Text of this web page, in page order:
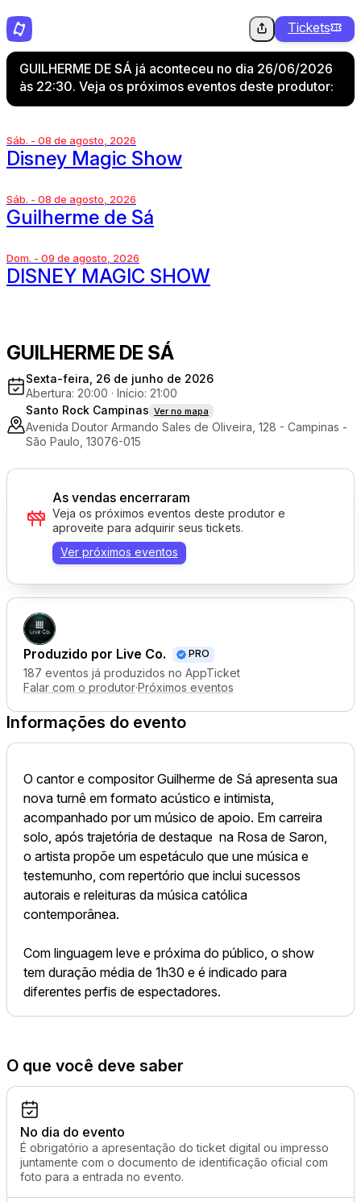
Tickets
GUILHERME DE SÁ já aconteceu no dia 26/06/2026
às 22:30. Veja os próximos eventos deste produtor:
Sáb. - 08 de agosto, 2026
Disney Magic Show
Sáb. - 08 de agosto, 2026
Guilherme de Sá
Dom. - 09 de agosto, 2026
DISNEY MAGIC SHOW
GUILHERME DE SÁ
Sexta-feira, 26 de junho de 2026
Abertura: 20:00 · Início: 21:00
Santo Rock Campinas Ver no mapa
Avenida Doutor Armando Sales de Oliveira, 128 - Campinas -
São Paulo, 13076-015
Produzido por Live Co. PRO
187 eventos já produzidos no AppTicket
Falar com o produtor·Próximos eventos
Informações do evento
O cantor e compositor Guilherme de Sá apresenta sua
nova turnê em formato acústico e intimista,
acompanhado por um músico de apoio. Em carreira
solo, após trajetória de destaque na Rosa de Saron,
o artista propõe um espetáculo que une música e
testemunho, com repertório que inclui sucessos
autorais e releituras da música católica
contemporânea.
Com linguagem leve e próxima do público, o show
tem duração média de 1h30 e é indicado para
diferentes perfis de espectadores.
As vendas encerraram
Veja os próximos eventos deste produtor e
aproveite para adquirir seus tickets.
Ver próximos eventos
O que você deve saber
No dia do evento
É obrigatório a apresentação do ticket digital ou impresso
juntamente com o documento de identificação oficial com
foto para a entrada no evento.